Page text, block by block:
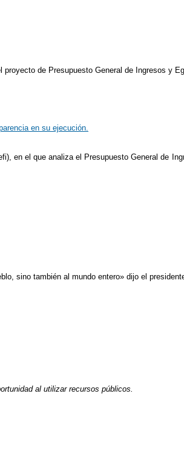
de Presupuesto General de Ingresos y
en su ejecución.
en el que analiza el Presupuesto General de
sino también al mundo entero» dijo el
al utilizar recursos públicos.